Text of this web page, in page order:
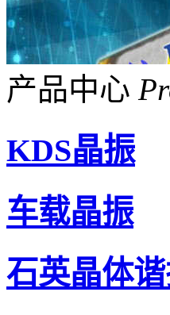
产品中心
KDS晶振
车载晶振
石英晶体